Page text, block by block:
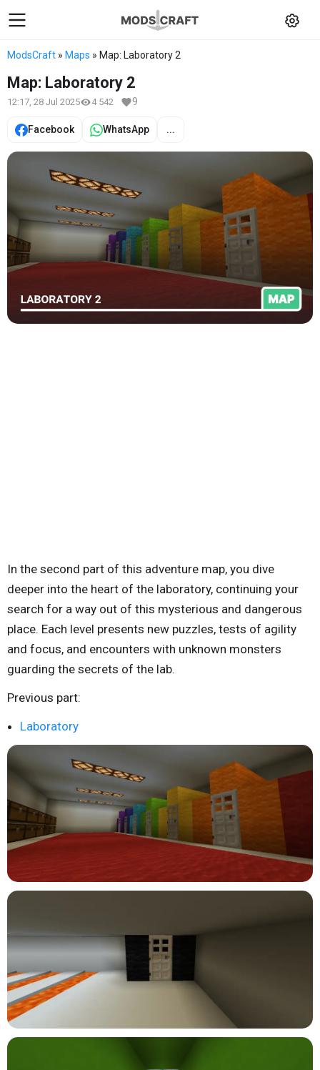
ModsCraft » Maps » Map: Laboratory 2
Map: Laboratory 2
12:17, 28 Jul 2025 4 542 9
Facebook WhatsApp ...
In the second part of this adventure map, you dive
deeper into the heart of the laboratory, continuing your
search for a way out of this mysterious and dangerous
place. Each level presents new puzzles, tests of agility
and focus, and encounters with unknown monsters
guarding the secrets of the lab.
Previous part:
Laboratory